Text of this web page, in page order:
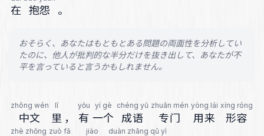
在 抱怨 。
おそらく、あなたはもともとある問題の両面性を分析してい
たのに、他人が批判的な半分だけを抜き出して、あなたが不
平を言っていると言うかもしれません。
zhōng wén
中文
lǐ
里 ，
yǒu
有
yí gè
一个
chéng yǔ
成语
zhuān mén
专门
yòng lái
用来
xíng róng
形容
zhè zhǒng zuò fǎ jiào duàn zhāng qǔ yì